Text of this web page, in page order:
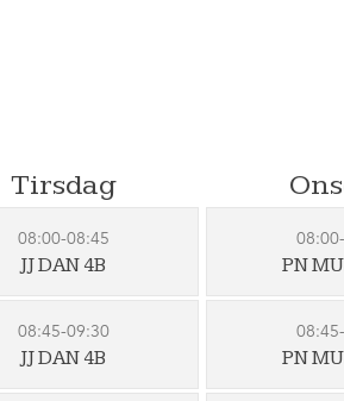
Tirsdag
08:00-08:45
JJ DAN 4B
08:45-09:30
JJ DAN 4B
PN
PN